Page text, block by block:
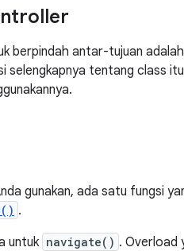
berpindah antar-tujuan adalah
selengkapnya tentang class
gunakan, ada satu fungsi
.
untuk navigate() . Overload